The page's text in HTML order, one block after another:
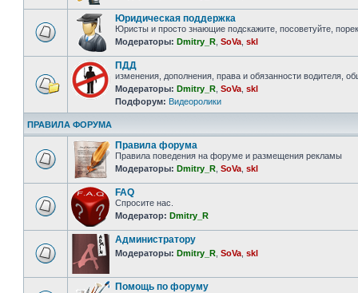
Юридическая поддержка
Юристы и просто знающие подскажите, посоветуйте,
Модераторы: Dmitry_R SoVa skl
ПДД
изменения, дополнения, права и обязанности водителя,
Модераторы: Dmitry_R SoVa skl
Подфорум: Видеоролики
ПРАВИЛА ФОРУМА
Правила форума
Правила поведения на форуме и размещения рекламы
Модераторы: Dmitry_R SoVa skl
FAQ
Спросите нас.
Модератор: Dmitry_R
Администратору
Модераторы: Dmitry_R SoVa skl
Помощь по форуму